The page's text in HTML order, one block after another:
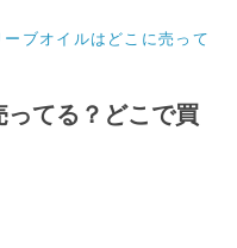
ーブオイルはどこに売って
ってる？どこで買